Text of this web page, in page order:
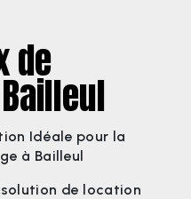
de
Idéale pour la
à Bailleul
solution de location